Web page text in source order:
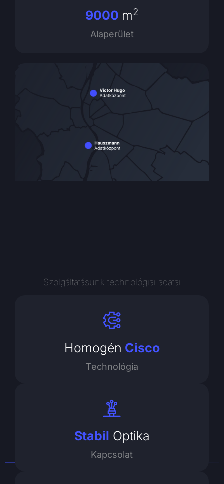
Szolgáltatásunk technológiai adatai
Homogén Cisco
Technológia
Stabil Optika
Kapcsolat
9000 m2
Alaperület